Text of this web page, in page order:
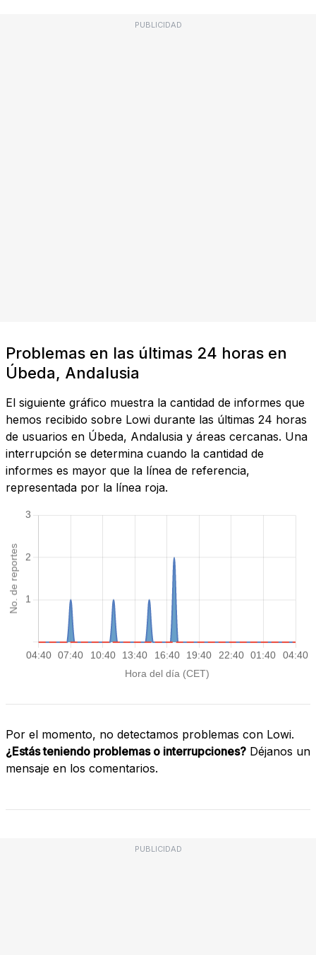
PUBLICIDAD
Problemas en las últimas 24 horas en
Úbeda, Andalusia
El siguiente gráfico muestra la cantidad de informes que
hemos recibido sobre Lowi durante las últimas 24 horas
de usuarios en Úbeda, Andalusia y áreas cercanas. Una
interrupción se determina cuando la cantidad de
informes es mayor que la línea de referencia,
representada por la línea roja.
Por el momento, no detectamos problemas con Lowi.
¿Estás teniendo problemas o interrupciones? Déjanos un
mensaje en los comentarios.
PUBLICIDAD